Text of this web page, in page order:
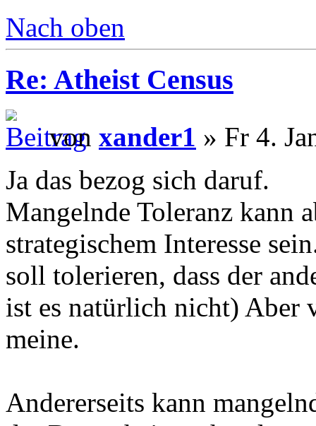
Nach oben
Re: Atheist Census
von xander1 » Fr 4.
Ja das bezog sich daruf.
Mangelnde Toleranz kann
strategischem Interesse
soll tolerieren, dass der
ist es natürlich nicht) Aber
meine.
Andererseits kann